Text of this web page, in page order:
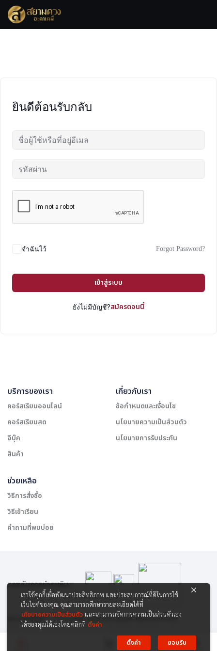
Skip
content
ยินดีต้อนรับกลับ
จำฉันไว้ Forgot Password?
เข้าสู่ระบบ
ยังไม่มีบัญชี?สมัครตอนนี้
บริการของเรา
คอร์สเรียนออนไลน์
คอร์สเรียนสด
อีบุ๊ค
สินค้า
เกี่ยวกับเรา
ข้อกำหนดและเงื่อนไข
นโยบายความเป็นส่วนตัว
นโยบายการรับประกัน
ช่วยเหลือ
วิธีการสั่งซื้อ
วิธีเข้าเรียน
คำถามที่พบบ่อย
สงวนลิขสิทธิ์ © 2565 บริษัท สยาม เคาเซิลลิ่ง เซ็นเตอร์ จำกัด
รองรับการชำระเงิน:
เราใช้คุกกี้เพื่อพัฒนาประสิทธิภาพ และประสบการณ์ที่ดีในการใช้
เว็บไซต์ของคุณ คุณสามารถศึกษารายละเอียดได้ที่
นโยบายความเป็นส่วนตัว และสามารถจัดการความเป็นส่วนตัวเอง
ได้ของคุณได้เองโดยคลิกที่ ตั้งค่า
ตั้งค่า
ยอมรับ